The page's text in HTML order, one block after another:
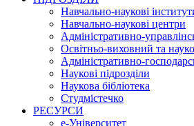
Навчально-наукові
Навчально-наукові центри
Адміністративно-
Освітньо-виховний та
Адміністративно-
Наукові підрозділи
Наукова бібліотека
Студмістечко
РЕСУРСИ
е-Університет